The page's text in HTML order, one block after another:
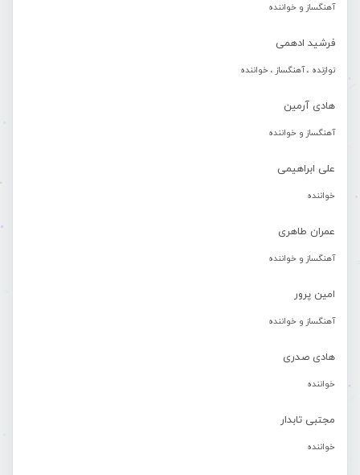
آهنگساز و خواننده
فرشید ادهمی
نوازنده ، آهنگساز ، خواننده
هادی آرمین
آهنگساز و خواننده
علی ابراهیمی
خواننده
عمران طاهری
آهنگساز و خواننده
امین پرور
آهنگساز و خواننده
هادی صدری
خواننده
مجتبی تابدار
خواننده